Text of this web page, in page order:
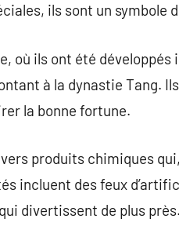
ils sont un symbole
où ils ont été développés
à la dynastie Tang.
la bonne fortune.
produits chimiques
incluent des feux
divertissent de plus près.